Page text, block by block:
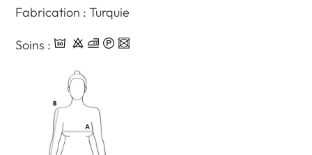
Fabrication : Turquie
Soins :